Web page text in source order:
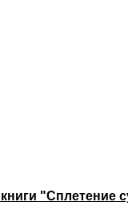
"Сплетение